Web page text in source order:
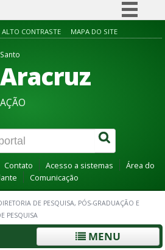
Simplifique!
Acesso à informação
Canais
ALTO CONTRASTE MAPA DO SITE
Contato Acesso a sistemas
Área do
Comunicação
DE PESQUISA, PÓS-GRADUAÇÃO E
PESQUISA
MENU